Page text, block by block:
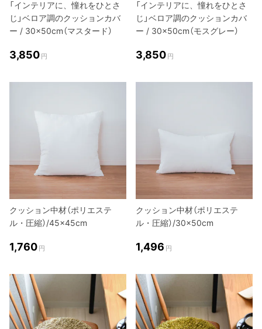
「インテリアに、憧れをひとさ
じ」ベロア調のクッションカバ
ー / 30×50cm（マスタード）
3,850 円
「インテリアに、憧れをひとさ
じ」ベロア調のクッションカバ
ー / 30×50cm（モスグレー）
3,850 円
クッション中材（ポリエステ
ル・圧縮）/45×45cm
1,760 円
クッション中材（ポリエステ
ル・圧縮）/30×50cm
1,496 円